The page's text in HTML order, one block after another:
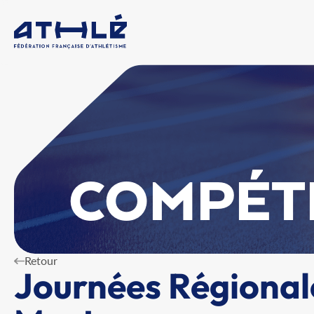
Retour
Journées